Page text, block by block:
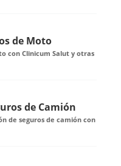
de Moto
con Clinicum Salut y otras
de Camión
de seguros de camión con